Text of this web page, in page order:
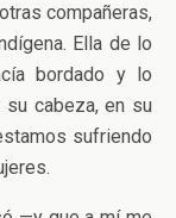
compañeras,
Ella de lo
bordado y lo
cabeza, en su
sufriendo